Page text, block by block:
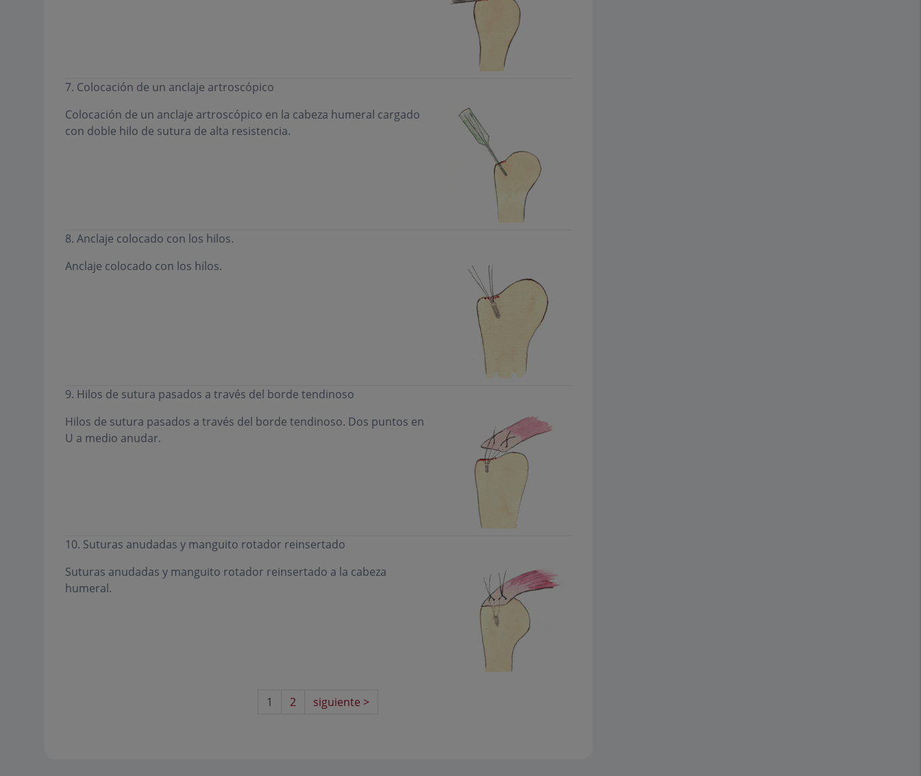
7. Colocación de un anclaje artroscópico
Colocación de un anclaje artroscópico en la cabeza humeral cargado
con doble hilo de sutura de alta resistencia.
8. Anclaje colocado con los hilos.
Anclaje colocado con los hilos.
9. Hilos de sutura pasados a través del borde tendinoso
Hilos de sutura pasados a través del borde tendinoso. Dos puntos en
U a medio anudar.
10. Suturas anudadas y manguito rotador reinsertado
Suturas anudadas y manguito rotador reinsertado a la cabeza
humeral.
1 2 siguiente >